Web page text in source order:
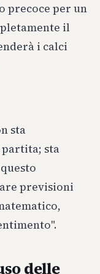
precoce per un
il
i calci
sta
partita; sta
previsioni
delle